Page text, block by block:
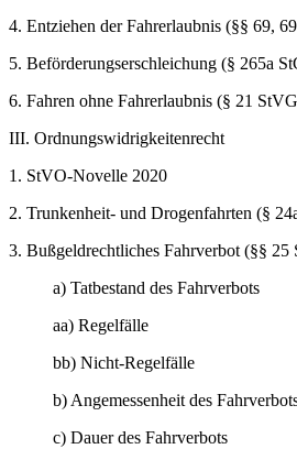
4. Entziehen der Fahrerlaubnis (§§ 69,
5. Beförderungserschleichung (§ 265a
6. Fahren ohne Fahrerlaubnis (§ 21
III. Ordnungswidrigkeitenrecht
1. StVO-Novelle 2020
2. Trunkenheit- und Drogenfahrten (§
3. Bußgeldrechtliches Fahrverbot (§§
a) Tatbestand des Fahrverbots
aa) Regelfälle
bb) Nicht-Regelfälle
b) Angemessenheit des
c) Dauer des Fahrverbots